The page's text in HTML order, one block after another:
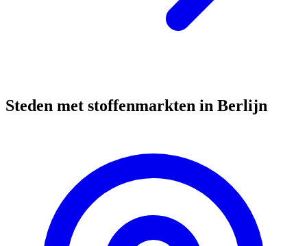
Steden met stoffenmarkten in Berlijn